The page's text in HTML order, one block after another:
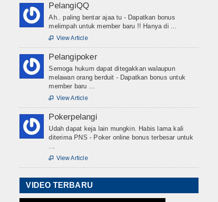
PelangiQQ
Ah.. paling bentar ajaa tu - Dapatkan bonus
melimpah untuk member baru !! Hanya di ...
 View Article
Pelangipoker
Semoga hukum dapat ditegakkan walaupun
melawan orang berduit - Dapatkan bonus untuk
member baru ...
 View Article
Pokerpelangi
Udah dapat keja lain mungkin. Habis lama kali
diterima PNS - Poker online bonus terbesar untuk
 View Article
VIDEO TERBARU